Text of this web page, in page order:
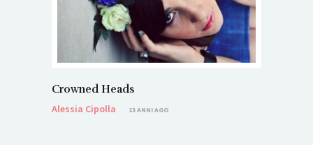
Crowned Heads
Alessia Cipolla
13 ANNI AGO